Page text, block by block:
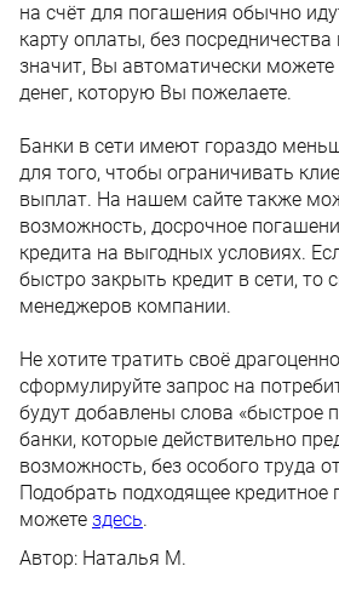
на счёт для погашения обычно
карту оплаты, без посредничества
значит, Вы автоматически
денег, которую Вы пожелаете.
Банки в сети имеют гораздо
для того, чтобы ограничивать
выплат. На нашем сайте также
возможность, досрочное
кредита на выгодных условиях.
быстро закрыть кредит в сети, то
менеджеров компании.
Не хотите тратить своё
сформулируйте запрос на
будут добавлены слова «быстрое
банки, которые действительно
возможность, без особого труда
Подобрать подходящее
можете здесь.
Автор: Наталья М.